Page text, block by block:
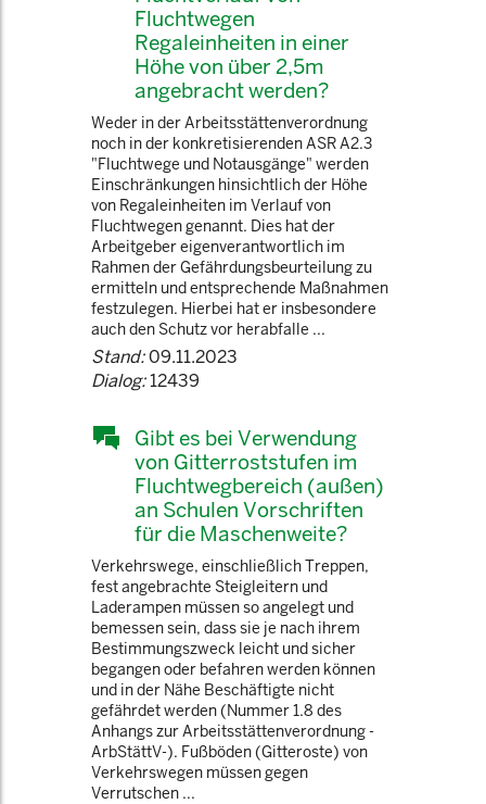
Fluchtwegen
Regaleinheiten in einer
Höhe von über 2,5m
angebracht werden?
Weder in der Arbeitsstättenverordnung
noch in der konkretisierenden ASR A2.3
"Fluchtwege und Notausgänge" werden
Einschränkungen hinsichtlich der Höhe
von Regaleinheiten im Verlauf von
Fluchtwegen genannt. Dies hat der
Arbeitgeber eigenverantwortlich im
Rahmen der Gefährdungsbeurteilung zu
ermitteln und entsprechende Maßnahmen
festzulegen. Hierbei hat er insbesondere
auch den Schutz vor herabfalle ...
Stand:09.11.2023
Dialog:12439
Gibt es bei Verwendung
von Gitterroststufen im
Fluchtwegbereich (außen)
an Schulen Vorschriften
für die Maschenweite?
Verkehrswege, einschließlich Treppen,
fest angebrachte Steigleitern und
Laderampen müssen so angelegt und
bemessen sein, dass sie je nach ihrem
Bestimmungszweck leicht und sicher
begangen oder befahren werden können
und in der Nähe Beschäftigte nicht
gefährdet werden (Nummer 1.8 des
Anhangs zur Arbeitsstättenverordnung -
ArbStättV-). Fußböden (Gitteroste) von
Verkehrswegen müssen gegen
Verrutschen ...